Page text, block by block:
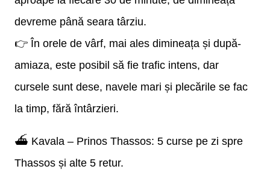
devreme până seara târziu.
👉 În orele de vârf, mai ales dimineața și după-
amiaza, este posibil să fie trafic intens, dar
cursele sunt dese, navele mari și plecările se fac
la timp, fără întârzieri.
⛴ Kavala – Prinos Thassos: 5 curse pe zi spre
Thassos și alte 5 retur.